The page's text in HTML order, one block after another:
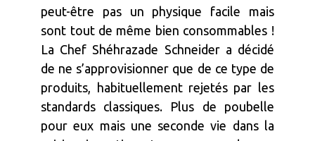
peut-être pas un physique facile mais
sont tout de même bien consommables !
La Chef Shéhrazade Schneider a décidé
de ne s’approvisionner que de ce type de
produits, habituellement rejetés par les
standards classiques. Plus de poubelle
pour eux mais une seconde vie dans la